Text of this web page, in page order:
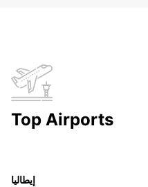
Top Airports
إيطاليا